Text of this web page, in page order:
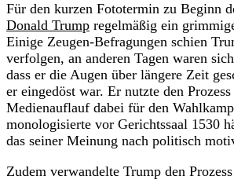
Für den kurzen Fototermin zu Beginn
Donald Trump regelmäßig ein
Einige Zeugen-Befragungen schien
verfolgen, an anderen Tagen waren
dass er die Augen über längere Zeit
er eingedöst war. Er nutzte den
Medienauflauf dabei für den
monologisierte vor Gerichtssaal 1530
das seiner Meinung nach politisch
Zudem verwandelte Trump den